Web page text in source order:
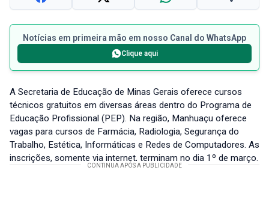
Notícias em primeira mão em nosso Canal do WhatsApp
Clique aqui
A Secretaria de Educação de Minas Gerais oferece cursos
técnicos gratuitos em diversas áreas dentro do Programa de
Educação Profissional (PEP). Na região, Manhuaçu oferece
vagas para cursos de Farmácia, Radiologia, Segurança do
Trabalho, Estética, Informáticas e Redes de Computadores. As
inscrições, somente via internet, terminam no dia 1º de março.